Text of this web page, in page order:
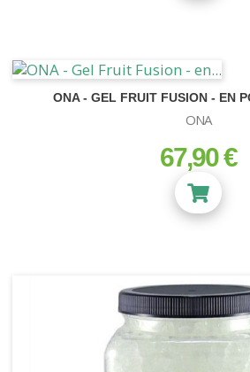
ONA - GEL FRUIT FUSION - EN
ONA
prix
67,90 €